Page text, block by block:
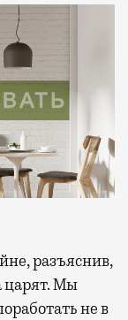
царят. Мы
не в